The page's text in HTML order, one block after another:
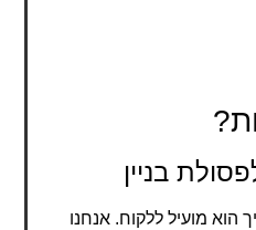
בניין
הוא מועיל ללקוח. אנחנו